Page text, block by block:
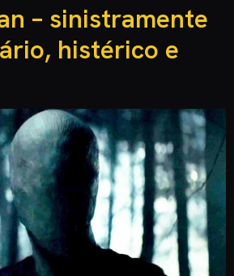
– sinistramente
histérico e